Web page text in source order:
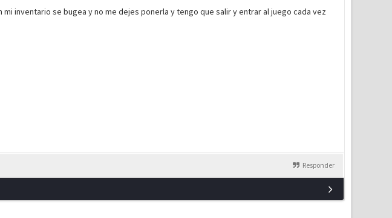
inventario se bugea y no me dejes ponerla y tengo que salir y entrar al juego cada vez
Responder